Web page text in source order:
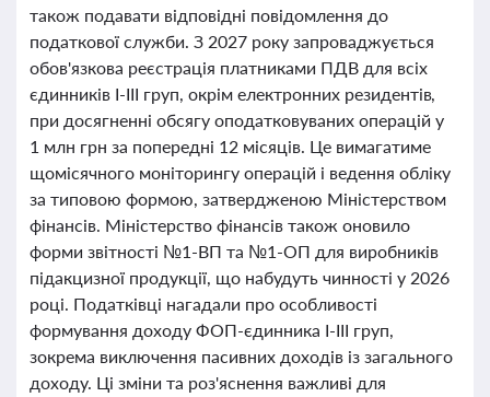
також подавати відповідні повідомлення до
податкової служби. З 2027 року запроваджується
обов'язкова реєстрація платниками ПДВ для всіх
єдинників І-ІІІ груп, окрім електронних резидентів,
при досягненні обсягу оподатковуваних операцій у
1 млн грн за попередні 12 місяців. Це вимагатиме
щомісячного моніторингу операцій і ведення обліку
за типовою формою, затвердженою Міністерством
фінансів. Міністерство фінансів також оновило
форми звітності №1-ВП та №1-ОП для виробників
підакцизної продукції, що набудуть чинності у 2026
році. Податківці нагадали про особливості
формування доходу ФОП-єдинника І-ІІІ груп,
зокрема виключення пасивних доходів із загального
доходу. Ці зміни та роз'яснення важливі для